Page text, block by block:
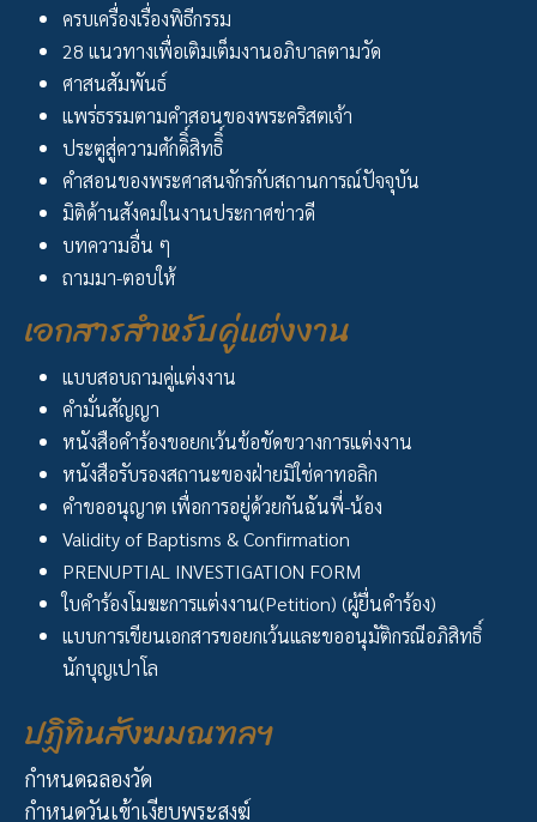
ครบเครื่องเรื่องพิธีกรรม
28 แนวทางเพื่อเติมเต็มงานอภิบาลตามวัด
ศาสนสัมพันธ์
แพร่ธรรมตามคำสอนของพระคริสตเจ้า
ประตูสู่ความศักดิิ์สิทธิิ์
คำสอนของพระศาสนจักรกับสถานการณ์ปัจจุบัน
มิติด้านสังคมในงานประกาศข่าวดี
บทความอื่น ๆ
ถามมา-ตอบให้
เอกสารสำหรับคู่แต่งงาน
แบบสอบถามคู่แต่งงาน
คำมั่นสัญญา
หนังสือคำร้องขอยกเว้นข้อขัดขวางการแต่งงาน
หนังสือรับรองสถานะของฝ่ายมิใช่คาทอลิก
คำขออนุญาต เพื่อการอยู่ด้วยกันฉันพี่-น้อง
Validity of Baptisms & Confirmation
PRENUPTIAL INVESTIGATION FORM
ใบคำร้องโมฆะการแต่งงาน(Petition) (ผู้ยื่นคำร้อง)
แบบการเขียนเอกสารขอยกเว้นและขออนุมัติกรณีอภิสิทธิ์
นักบุญเปาโล
ปฏิทินสังฆมณฑลฯ
กำหนดฉลองวัด
กำหนดวันเข้าเงียบพระสงฆ์